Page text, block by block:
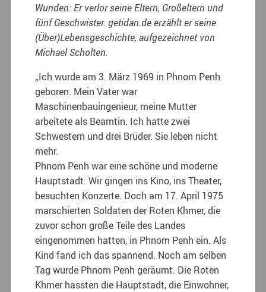
Wunden: Er verlor seine Eltern, Großeltern und
fünf Geschwister. getidan.de erzählt er seine
(Über)Lebensgeschichte, aufgezeichnet von
Michael Scholten.
„Ich wurde am 3. März 1969 in Phnom Penh
geboren. Mein Vater war
Maschinenbauingenieur, meine Mutter
arbeitete als Beamtin. Ich hatte zwei
Schwestern und drei Brüder. Sie leben nicht
mehr.
Phnom Penh war eine schöne und moderne
Hauptstadt. Wir gingen ins Kino, ins Theater,
besuchten Konzerte. Doch am 17. April 1975
marschierten Soldaten der Roten Khmer, die
zuvor schon große Teile des Landes
eingenommen hatten, in Phnom Penh ein. Als
Kind fand ich das spannend. Noch am selben
Tag wurde Phnom Penh geräumt. Die Roten
Khmer hassten die Hauptstadt, die Einwohner,